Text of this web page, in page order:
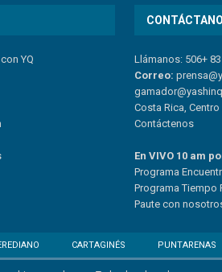
YQ
Llámanos: 506+
Correo:
Costa Rica,
Contáctenos
En VIVO 10 am
Programa
Programa Tiempo
Pautecon nosotr
CARTAGINÉS PUNTARENAS